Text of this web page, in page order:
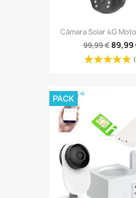
Cámara Solar 4G
99,99 € 89,99
PACK